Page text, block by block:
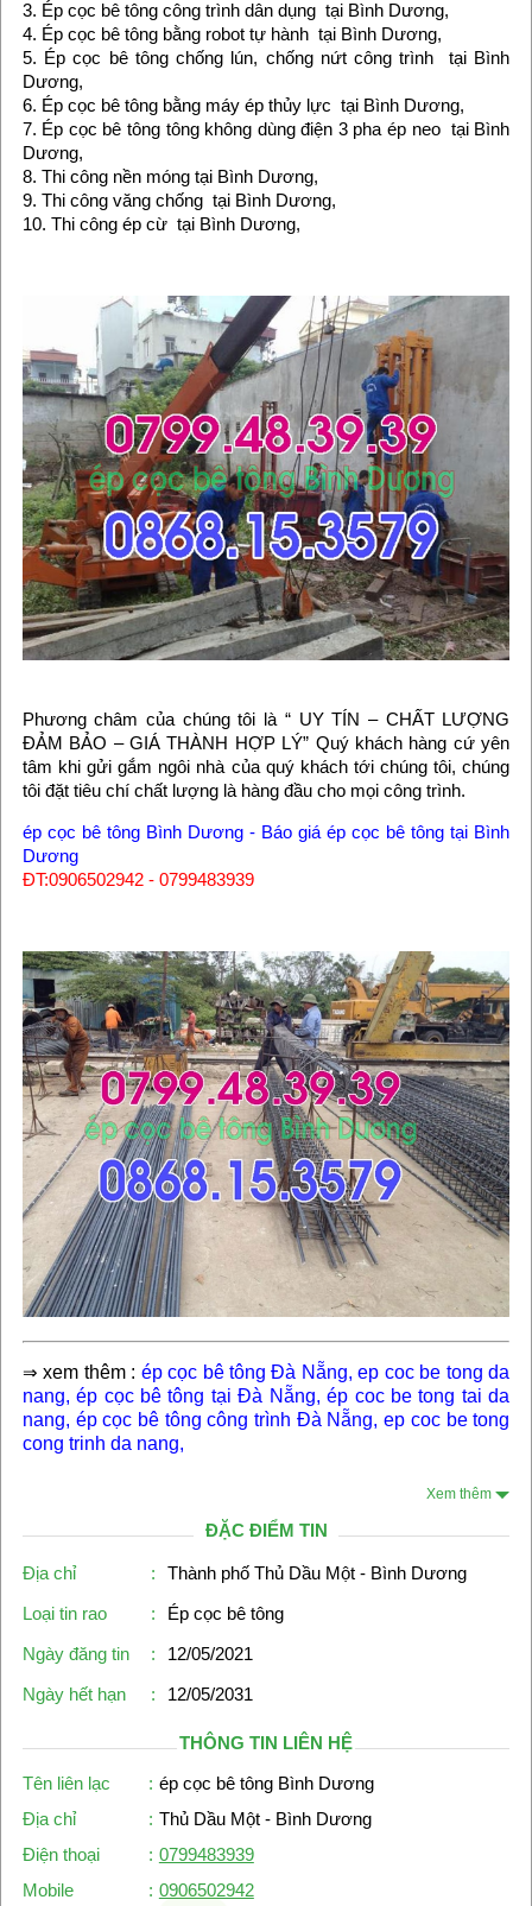
3. Ép cọc bê tông công trình dân dụng tại Bình Dương,
4. Ép cọc bê tông bằng robot tự hành tại Bình Dương,
5. Ép cọc bê tông chống lún, chống nứt công trình tại Bình
Dương,
6. Ép cọc bê tông bằng máy ép thủy lực tại Bình Dương,
7. Ép cọc bê tông tông không dùng điện 3 pha ép neo tại Bình
Dương,
8. Thi công nền móng tại Bình Dương,
9. Thi công văng chống tại Bình Dương,
10. Thi công ép cừ tại Bình Dương,
Phương châm của chúng tôi là “ UY TÍN – CHẤT LƯỢNG
ĐẢM BẢO – GIÁ THÀNH HỢP LÝ” Quý khách hàng cứ yên
tâm khi gửi gắm ngôi nhà của quý khách tới chúng tôi, chúng
tôi đặt tiêu chí chất lượng là hàng đầu cho mọi công trình.
ép cọc bê tông Bình Dương - Báo giá ép cọc bê tông tại Bình
Dương
ĐT:0906502942 - 0799483939
⇒ xem thêm : ép cọc bê tông Đà Nẵng,ep coc be tong da
nang,ép cọc bê tông tại Đà Nẵng,ép coc be tong tai da
nang, ép cọc bê tông công trình Đà Nẵng,ep coc be tong
cong trinh da nang,
Xem thêm
ĐẶC ĐIỂM TIN
Địa chỉ :
Thành phố Thủ Dầu Một - Bình Dương
Loại tin rao
:
Ép cọc bê tông
Ngày đăng tin
:
12/05/2021
Ngày hết hạn
: 12/05/2031
THÔNG TIN LIÊN HỆ
Tên liên lạc
: ép cọc bê tông Bình Dương
Địa chỉ
: Thủ Dầu Một - Bình Dương
Điện thoại
: 0799483939
Mobile
: 0906502942